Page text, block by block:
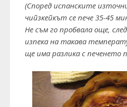
(Според испанските
чийзкейкът се пече 35-45
Не съм го пробвала още,
изпека на такава
ще има разлика с печенето